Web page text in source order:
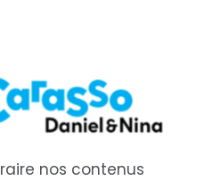
nos contenus